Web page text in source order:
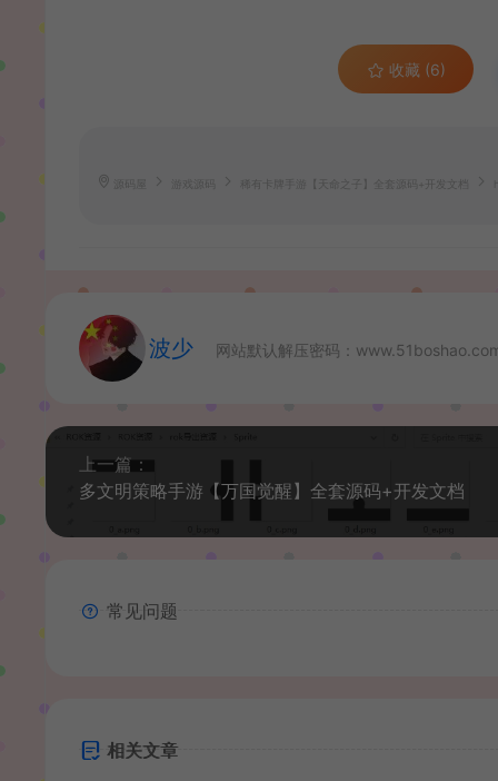
收藏 (6)
稀有卡牌手游【天命之子】全套源码+开发文档
波少 网站默认解压密码：
上一篇：
多文明策略手游【万国觉醒】全套源码+开发文档
常见问题
相关文章